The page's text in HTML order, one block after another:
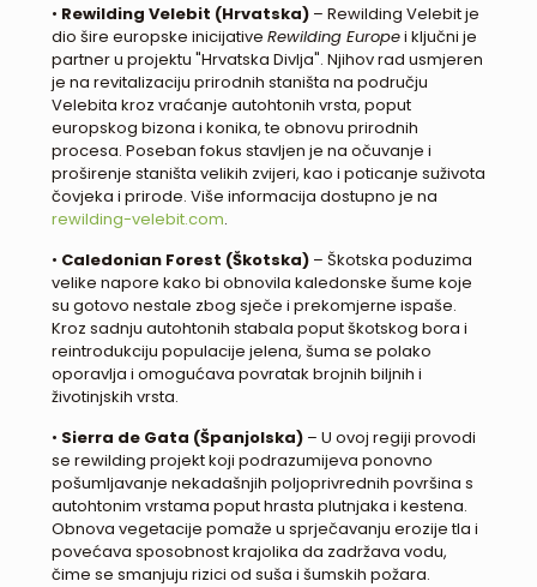
• Rewilding Velebit (Hrvatska) – Rewilding Velebit je
dio šire europske inicijative Rewilding Europei ključni je
partner u projektu "Hrvatska Divlja". Njihov rad usmjeren
je na revitalizaciju prirodnih staništa na području
Velebita kroz vraćanje autohtonih vrsta, poput
europskog bizona i konika, te obnovu prirodnih
procesa. Poseban fokus stavljen je na očuvanje i
proširenje staništa velikih zvijeri, kao i poticanje suživota
čovjeka i prirode. Više informacija dostupno je na
rewilding-velebit.com.
• Caledonian Forest (Škotska) – Škotska poduzima
velike napore kako bi obnovila kaledonske šume koje
su gotovo nestale zbog sječe i prekomjerne ispaše.
Kroz sadnju autohtonih stabala poput škotskog bora i
reintrodukciju populacije jelena, šuma se polako
oporavlja i omogućava povratak brojnih biljnih i
životinjskih vrsta.
• Sierra de Gata (Španjolska) – U ovoj regiji provodi
se rewilding projekt koji podrazumijeva ponovno
pošumljavanje nekadašnjih poljoprivrednih površina s
autohtonim vrstama poput hrasta plutnjaka i kestena.
Obnova vegetacije pomaže u sprječavanju erozije tla i
povećava sposobnost krajolika da zadržava vodu,
čime se smanjuju rizici od suša i šumskih požara.